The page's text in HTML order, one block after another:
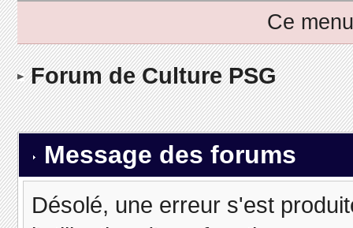
Ce
Forum de Culture PSG
Message des forums
Désolé, une erreur s'est